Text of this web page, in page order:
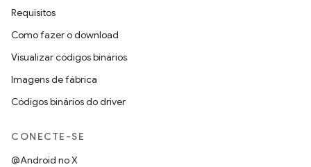
Requisitos
Como fazer o download
Visualizar códigos binários
Imagens de fábrica
Códigos binários do driver
CONECTE-SE
@Android no X